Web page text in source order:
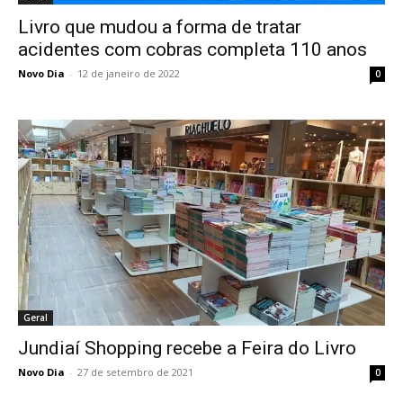
Livro que mudou a forma de tratar
acidentes com cobras completa 110 anos
Novo Dia - 12 de janeiro de 2022 0
Geral
Jundiaí Shopping recebe a Feira do Livro
Novo Dia - 27 de setembro de 2021 0